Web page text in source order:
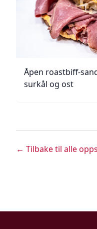
Åpen roastbiff-
surkål og ost
← Tilbake til alle